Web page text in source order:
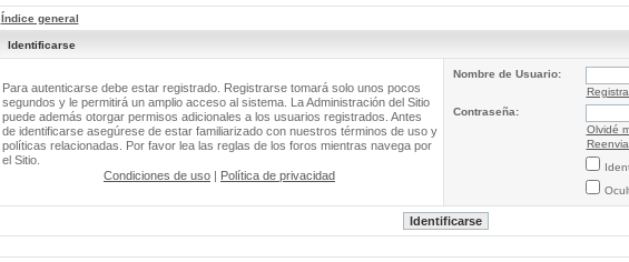
Índice general
Identificarse
Para autenticarse debe estar registrado. Registrarse tomará solo unos pocos
segundos y le permitirá un amplio acceso al sistema. La Administración del Sitio
puede además otorgar permisos adicionales a los usuarios registrados. Antes
de identificarse asegúrese de estar familiarizado con nuestros términos de uso y
políticas relacionadas. Por favor lea las reglas de los foros mientras navega por
el Sitio.
Condiciones de uso | Política de privacidad
Nombre de Usuario:
Contraseña:
Olvidé